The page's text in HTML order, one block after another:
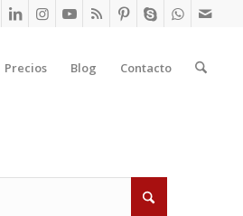
Precios Blog Contacto